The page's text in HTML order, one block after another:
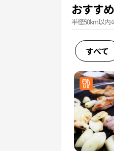
おすす
半径50km以内
すべて